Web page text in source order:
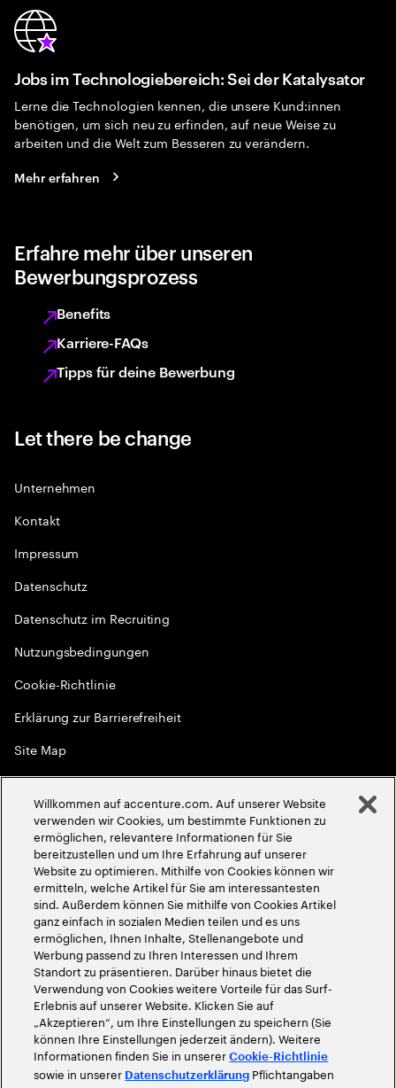
Jobs im Technologiebereich: Sei der Katalysator
Lerne die Technologien kennen, die unsere Kund:innen
benötigen, um sich neu zu erfinden, auf neue Weise zu
arbeiten und die Welt zum Besseren zu verändern.
Mehr erfahren
Erfahre mehr über unseren
Bewerbungsprozess
Benefits
Karriere-FAQs
Tipps für deine Bewerbung
Let there be change
Unternehmen
Kontakt
Impressum
Datenschutz
Datenschutz im Recruiting
Nutzungsbedingungen
Cookie-Richtlinie
Erklärung zur Barrierefreiheit
Site Map
Globale Meritokratie
2026Accenture. Alle Rechte vorbehalten
Willkommen auf accenture.com. Auf unserer Website
verwenden wir Cookies, um bestimmte Funktionen zu
ermöglichen, relevantere Informationen für Sie
bereitzustellen und um Ihre Erfahrung auf unserer
Website zu optimieren. Mithilfe von Cookies können wir
ermitteln, welche Artikel für Sie am interessantesten
sind. Außerdem können Sie mithilfe von Cookies Artikel
ganz einfach in sozialen Medien teilen und es uns
ermöglichen, Ihnen Inhalte, Stellenangebote und
Werbung passend zu Ihren Interessen und Ihrem
Standort zu präsentieren. Darüber hinaus bietet die
Verwendung von Cookies weitere Vorteile für das Surf-
Erlebnis auf unserer Website. Klicken Sie auf
„Akzeptieren“, um Ihre Einstellungen zu speichern (Sie
können Ihre Einstellungen jederzeit ändern). Weitere
Informationen finden Sie in unsererCookie-Richtlinie
sowie in unserer Datenschutzerklärung Pflichtangaben